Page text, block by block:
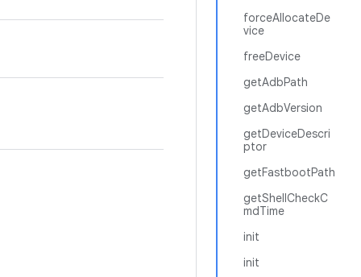
forceAllocateDe
vice
freeDevice
getAdbPath
getAdbVersion
getDeviceDescri
ptor
getFastbootPath
getShellCheckC
mdTime
init
init